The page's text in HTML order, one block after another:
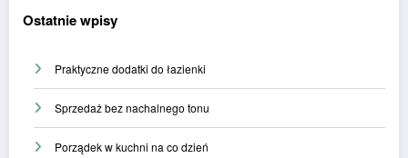
Ostatnie wpisy
Praktyczne dodatki do łazienki
Sprzedaż bez nachalnego tonu
Porządek w kuchni na co dzień